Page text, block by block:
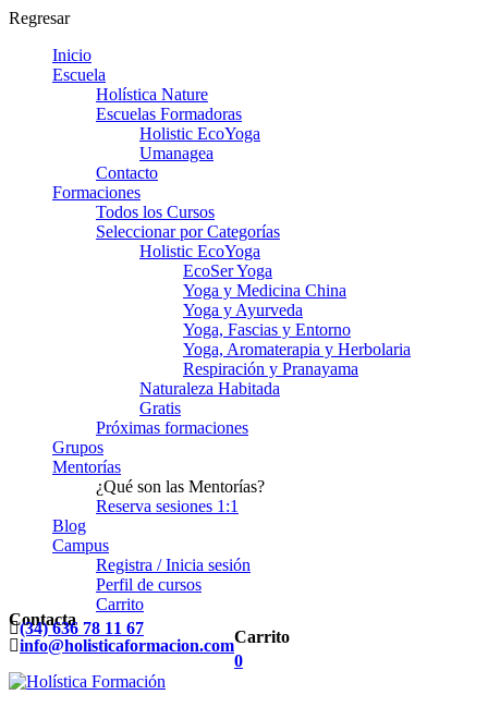
Regresar
Inicio
Escuela
Holística Nature
Escuelas Formadoras
Holistic EcoYoga
Umanagea
Contacto
Formaciones
Todos los Cursos
Seleccionar por Categorías
Holistic EcoYoga
EcoSer Yoga
Yoga y Medicina China
Yoga y Ayurveda
Yoga, Fascias y Entorno
Yoga, Aromaterapia y Herbolaria
Respiración y Pranayama
Naturaleza Habitada
Gratis
Próximas formaciones
Grupos
Mentorías
¿Qué son las Mentorías?
Reserva sesiones 1:1
Blog
Campus
Registra / Inicia sesión
Perfil de cursos
Carrito
Contacta
(34) 636 78 11 67
info@holisticaformacion.comCarrito
0